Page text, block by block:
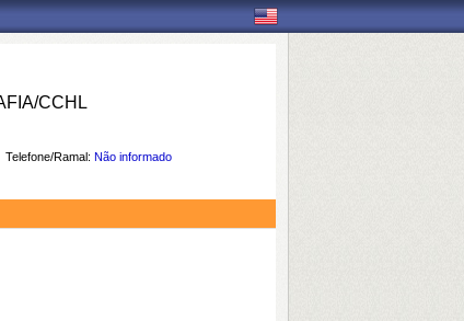
CCHL
Telefone/Ramal: Não informado